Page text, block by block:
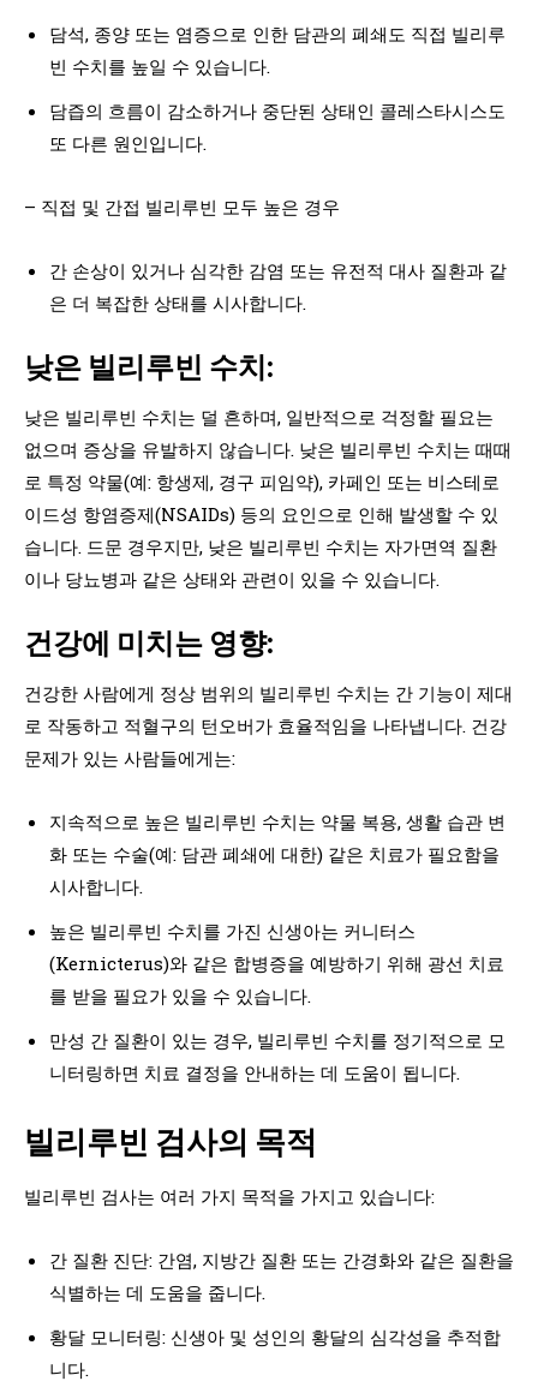
담석, 종양 또는 염증으로 인한 담관의 폐쇄도 직접 빌리루
빈 수치를 높일 수 있습니다.
담즙의 흐름이 감소하거나 중단된 상태인 콜레스타시스도
또 다른 원인입니다.
– 직접 및 간접 빌리루빈 모두 높은 경우
간 손상이 있거나 심각한 감염 또는 유전적 대사 질환과 같
은 더 복잡한 상태를 시사합니다.
낮은 빌리루빈 수치:
낮은 빌리루빈 수치는 덜 흔하며, 일반적으로 걱정할 필요는
없으며 증상을 유발하지 않습니다. 낮은 빌리루빈 수치는 때때
로 특정 약물(예: 항생제, 경구 피임약), 카페인 또는 비스테로
이드성 항염증제(NSAIDs) 등의 요인으로 인해 발생할 수 있
습니다. 드문 경우지만, 낮은 빌리루빈 수치는 자가면역 질환
이나 당뇨병과 같은 상태와 관련이 있을 수 있습니다.
건강에 미치는 영향:
건강한 사람에게 정상 범위의 빌리루빈 수치는 간 기능이 제대
로 작동하고 적혈구의 턴오버가 효율적임을 나타냅니다. 건강
문제가 있는 사람들에게는:
지속적으로 높은 빌리루빈 수치는 약물 복용, 생활 습관 변
화 또는 수술(예: 담관 폐쇄에 대한) 같은 치료가 필요함을
시사합니다.
높은 빌리루빈 수치를 가진 신생아는 커니터스
(Kernicterus)와 같은 합병증을 예방하기 위해 광선 치료
를 받을 필요가 있을 수 있습니다.
만성 간 질환이 있는 경우, 빌리루빈 수치를 정기적으로 모
니터링하면 치료 결정을 안내하는 데 도움이 됩니다.
빌리루빈 검사의 목적
빌리루빈 검사는 여러 가지 목적을 가지고 있습니다:
간 질환 진단: 간염, 지방간 질환 또는 간경화와 같은 질환을
식별하는 데 도움을 줍니다.
황달 모니터링: 신생아 및 성인의 황달의 심각성을 추적합
니다.